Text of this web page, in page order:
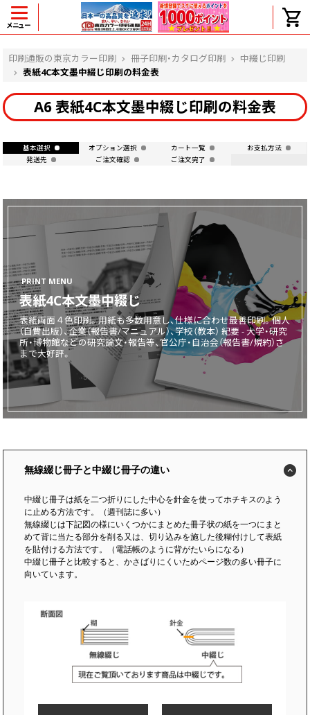
メニュー
印刷通販の東京カラー印刷 冊子印刷・カタログ印刷
中綴じ印刷
表紙4C本文墨中綴じ印刷の料金表
A6 表紙4C本文墨中綴じ印刷の料金表
基本選択 オプション選択 カート一覧
お支払方法
発送先
ご注文確認 ご注文完了
PRINT MENU
表紙4C本文墨中綴じ
表紙両面４色印刷。用紙も多数用意し、仕様に合わせ最善印刷。個人
（自費出版）、企業（報告書/マニュアル）、学校（教本） 紀要 - 大学・研究
所・博物館などの研究論文・報告等、官公庁・自治会（報告書/規約）さ
まで大好評。
無線綴じ冊子と中綴じ冊子の違い
中綴じ冊子は紙を二つ折りにした中心を針金を使ってホチキスのよう
に止める方法です。（週刊誌に多い）
無線綴じは下記図の様にいくつかにまとめた冊子状の紙を一つにまと
めて背に当たる部分を削る又は、切り込みを施した後糊付けして表紙
を貼付ける方法です。（電話帳のように背がたいらになる）
中綴じ冊子と比較すると、かさばりにくいためページ数の多い冊子に
向いています。
ヘルプ
よくある質問
せん。
価格表にない部数の注文は可能ですか？
完成時間の目安を電話で確認できますか？
任意の部数単位で帯をかけて納品できま
すか？
領収書・納品書を発行は可能ですか？
初回特典の1000ポイントを使用するに
は？
見本と印刷データの比較はしてくれます
か？
画面表示操作
ユーザー登録ログイン
注文
校正・印刷
お支払い
梱包・包装
発送・配送
変更・キャンセル
商品別のよくある質問
中綴じ冊子
無線綴じ冊子
季節商品
封筒／クリアファイル